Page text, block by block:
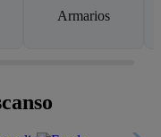
Armarios